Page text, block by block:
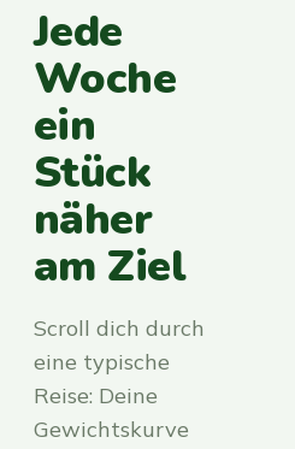
Jede
Woche
ein
Stück
näher
am Ziel
Scroll dich durch
eine typische
Reise: Deine
Gewichtskurve